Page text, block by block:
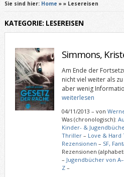
Sie sind hier: Home » » Lesereisen
KATEGORIE: LESEREISEN
Simmons,
Am Ende der
nicht viel weiter als
aber wenig
weiterlesen
04/11/2013 – von
Was (chronologisch):
Kinder- &
Thriller– Love & Hard
Rezensionen – SF,
Rezensionen
– Jugendbücher von
Z–